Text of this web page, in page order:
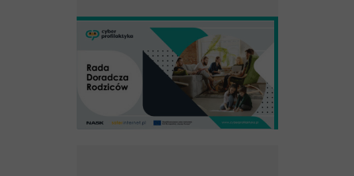
Pliki Cookies od zewnętrznych dostawców usług takich jak filmy